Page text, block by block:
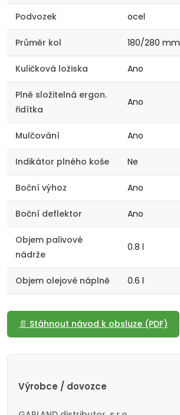
Podvozek ocel
Průměr kol 180/280 mm
Kuličková ložiska Ano
Plně složitelná ergon.
řidítka
Ano
Mulčování Ano
Indikátor plného koše Ne
Boční výhoz Ano
Boční deflektor Ano
Objem palivové
nádrže
0.8 l
Objem olejové náplně 0.6 l
📄 Stáhnout návod k obsluze (PDF)
Výrobce / dovozce